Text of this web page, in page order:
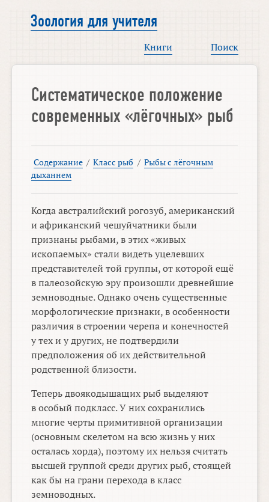
Зоология для учителя
Книги Поиск
Систематическое положение
современных «лёгочных» рыб
Содержание / Класс рыб / Рыбы с лёгочным
дыханнем
Когда австралийский рогозуб, американский
и африканский чешуйчатники были
признаны рыбами, в этих «живых
ископаемых» стали видеть уцелевших
представителей той группы, от которой ещё
в палеозойскую эру произошли древнейшие
земноводные. Однако очень существенные
морфологические признаки, в особенности
различия в строении черепа и конечностей
у тех и у других, не подтвердили
предположения об их действительной
родственной близости.
Теперь двоякодышащих рыб выделяют
в особый подкласс. У них сохранились
многие черты примитивной организации
(основным скелетом на всю жизнь у них
осталась хорда), поэтому их нельзя считать
высшей группой среди других рыб, стоящей
как бы на грани перехода в класс
земноводных.